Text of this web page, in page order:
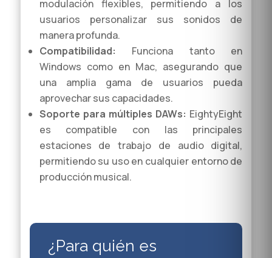
modulación flexibles, permitiendo a los
usuarios personalizar sus sonidos de
manera profunda.
Compatibilidad: Funciona tanto en
Windows como en Mac, asegurando que
una amplia gama de usuarios pueda
aprovechar sus capacidades.
Soporte para múltiples DAWs: EightyEight
es compatible con las principales
estaciones de trabajo de audio digital,
permitiendo su uso en cualquier entorno de
producción musical.
¿Para quién es